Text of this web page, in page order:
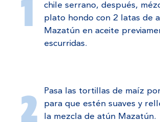
chile serrano, después,
plato hondo con 2 latas de
Mazatún en aceite
escurridas.
Pasa las tortillas de maíz
para que estén suaves y
la mezcla de atún Mazatún.